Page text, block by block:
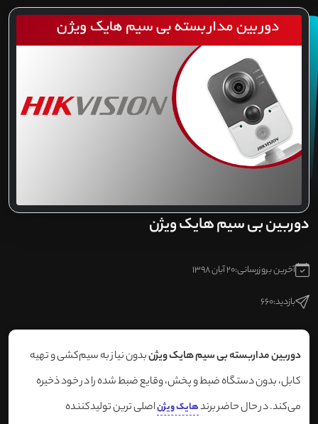
دوربین بی سیم هایک ویژن
آخرین بروزرسانی:20 آبان 1398
بازدید:660
دوربین مداربسته بی سیم هایک ویژنبدون نیاز به سیم‌کشی و تهیه
کابل، بدون دستگاه ضبط و پخش، وقایع ضبط شده را در خود ذخیره
می‌کند. در حال حاضر برندهایک ویژناصلی ترین تولیدکننده